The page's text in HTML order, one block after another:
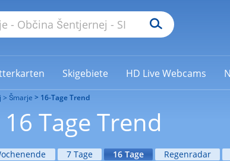
Skigebiete HD Live Webcams
Šmarje 16-Tage Trend
Tage Trend
7 Tage 16 Tage Regenradar